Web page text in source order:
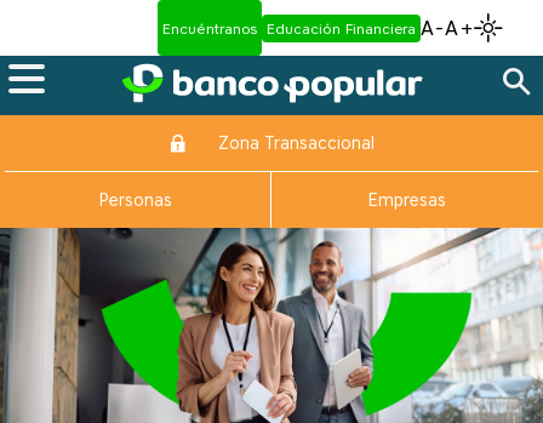
Encuéntranos Educación Financiera A-A+
Zona Transaccional
Personas Empresas